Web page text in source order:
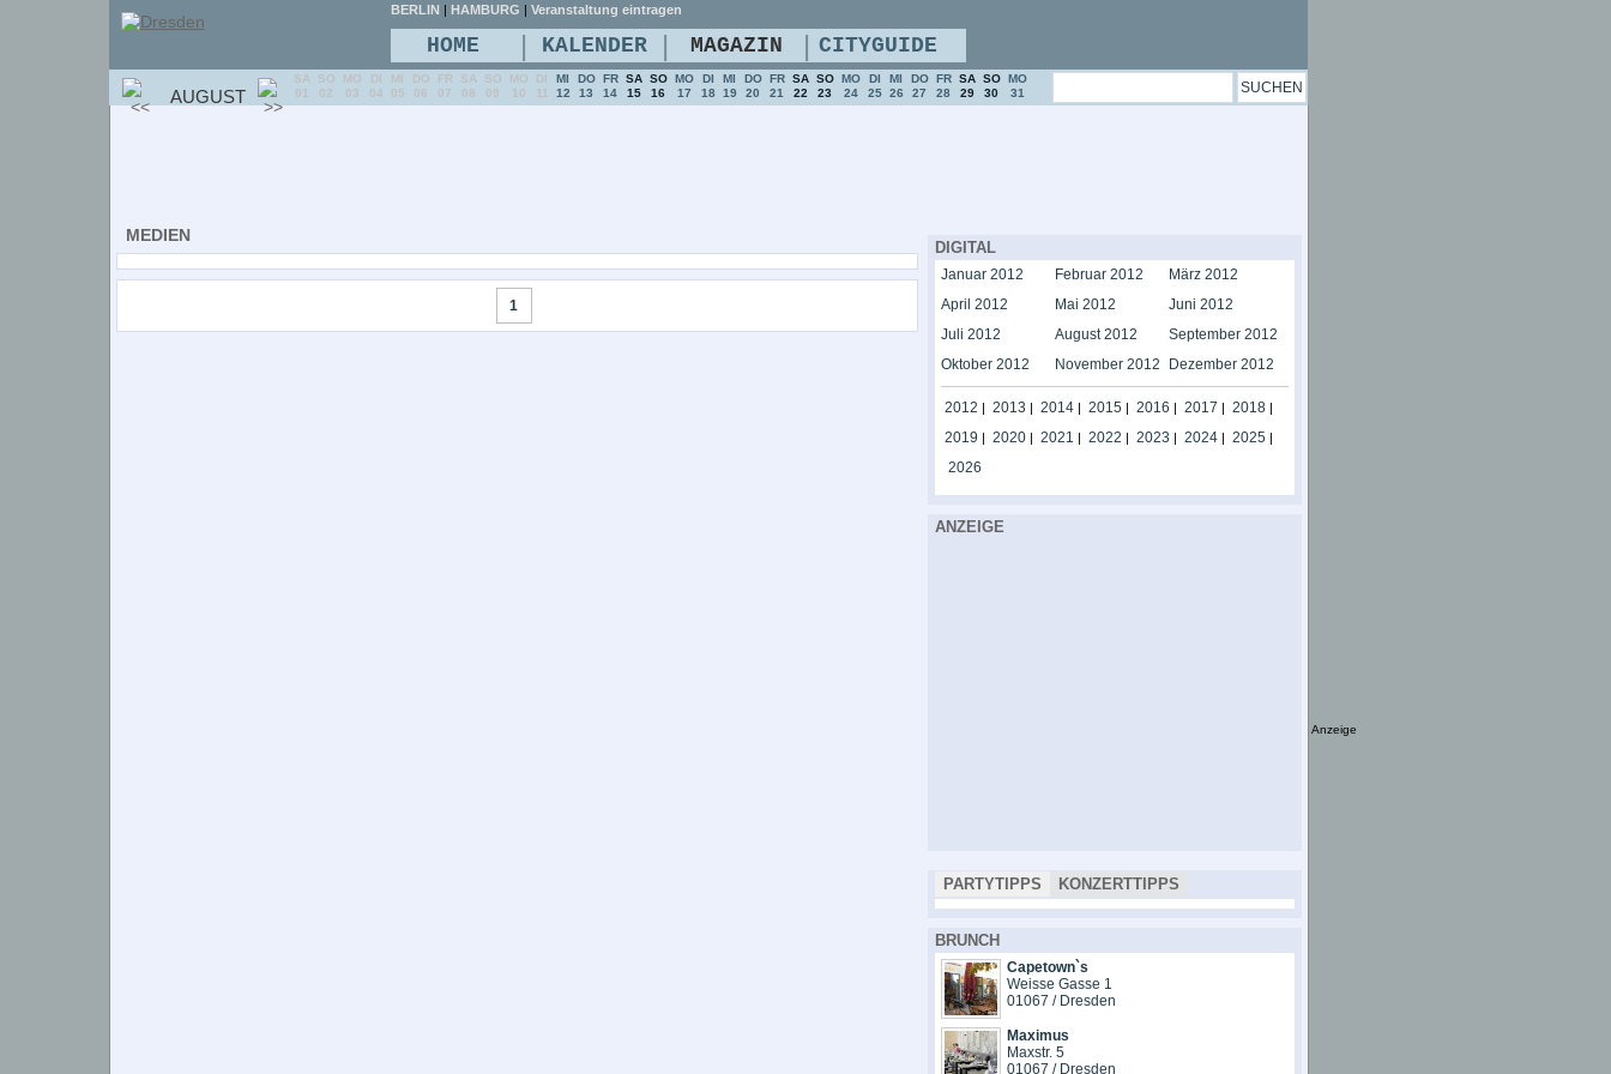
MEDIEN
1
DIGITAL
Januar 2012 Februar 2012
März 2012
April 2012
Mai 2012
Juni 2012
Juli 2012
August 2012
September 2012
Oktober 2012
November 2012 Dezember 2012
2012 | 2013 | 2014| 2015| 2016 | 2017 | 2018|
2019 | 2020| 2021 | 2022 | 2023 | 2024| 2025|
2026
ANZEIGE
PARTYTIPPS KONZERTTIPPS
BRUNCH
Capetown`s
Weisse Gasse 1
01067 / Dresden
Maximus
Maxstr. 5
01067 / Dresden
BERLIN | HAMBURG | Veranstaltung eintragen
HOME | KALENDER | MAGAZIN | CITYGUIDE
AUGUST
SA
01
SO
02
MO
03
DI
04
MI
05
DO
06
FR
07
SA
08
SO
09
MO
10
DI
11
MI
12
DO
13
FR
14
SA
15
SO
16
MO
17
DI
18
MI
19
DO
20
FR
21
SA
22
SO
23
MO
24
DI
25
MI
26
DO
27
FR
28
SA
29
SO
30
MO
31
Anzeige